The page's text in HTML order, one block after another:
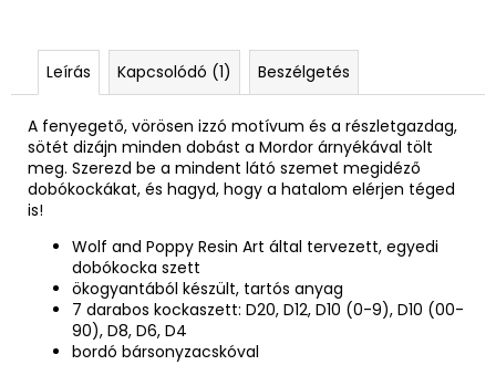
Leírás Kapcsolódó (1) Beszélgetés
A fenyegető, vörösen izzó motívum és a részletgazdag,
sötét dizájn minden dobást a Mordor árnyékával tölt
meg. Szerezd be a mindent látó szemet megidéző
dobókockákat, és hagyd, hogy a hatalom elérjen téged
is!
Wolf and Poppy Resin Art által tervezett, egyedi
dobókocka szett
ökogyantából készült, tartós anyag
7 darabos kockaszett: D20, D12, D10 (0-9), D10 (00-
90), D8, D6, D4
bordó bársonyzacskóval